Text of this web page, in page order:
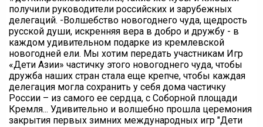
получили руководители российских и зарубежных
делегаций. -Волшебство новогоднего чуда, щедрость
русской души, искренняя вера в добро и дружбу - в
каждом удивительном подарке из кремлевской
новогодней ели. Мы хотим передать участникам Игр
«Дети Азии» частичку этого новогоднего чуда, чтобы
дружба наших стран стала еще крепче, чтобы каждая
делегация могла сохранить у себя дома частичку
России – из самого ее сердца, с Соборной площади
Кремля... Удивительно и волшебно прошла церемония
закрытия первых зимних международных игр "Дети